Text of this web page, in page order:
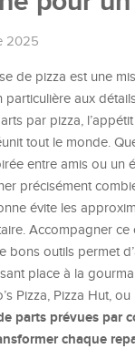
2025
de pizza est une
aux
par pizza,
tout le monde.
entre amis ou un
précisément
évite les
Accompagner ce
bons outils permet
place à la
Pizza, Pizza Hut, ou
parts prévues par
chaque